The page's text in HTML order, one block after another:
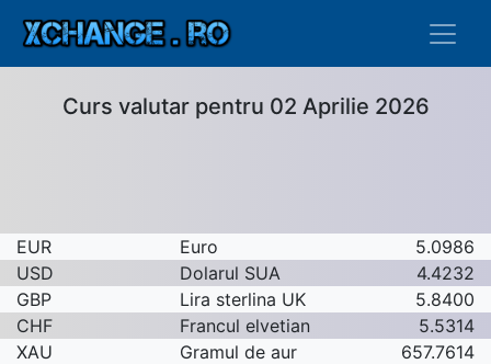
Curs valutar pentru 02 Aprilie 2026
EUR Euro
5.0986
USD
Dolarul SUA
4.4232
GBP
Lira sterlina UK
5.8400
CHF
Francul elvetian
5.5314
XAU
Gramul de aur
657.7614